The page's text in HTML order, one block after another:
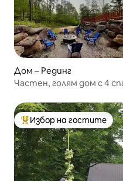
Дом – Рединг
Частен, голям дом с 4
Най-популярен избор
Избор на гостите